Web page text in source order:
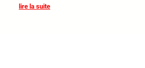
lire la suite